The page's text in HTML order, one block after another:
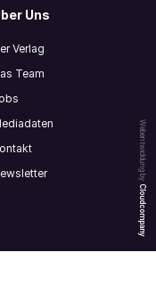
Webentwicklung by
Cloudcompany
Uns
Verlag
Team